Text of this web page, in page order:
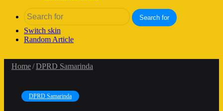
Search for
Switch skin
Random Article
Home/DPRD Samarinda
DPRD Samarinda